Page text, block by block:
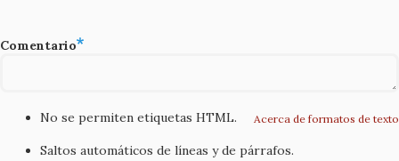
Comentario
Acerca de formatos de texto
No se permiten etiquetas HTML.
Saltos automáticos de líneas y de párrafos.